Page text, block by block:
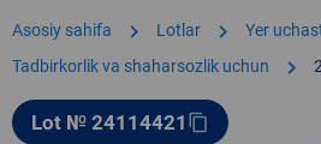
Asosiy sahifa chevron_right Lotlar chevron_right Yer
Tadbirkorlik va shaharsozlik uchun chevron_right
Lot № 24114421 content_copy